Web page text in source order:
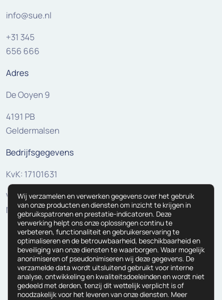
info@sue.nl
+31 345
656 666
Adres
De Ooyen 9
4191 PB
Geldermalsen
Bedrijfsgegevens
KvK: 17101631
VAT:
NL810307625B01
Wij verzamelen en verwerken gegevens over het gebruik
van onze producten en diensten om inzicht te krijgen in
gebruikspatronen en prestatie-indicatoren. Deze
verwerking helpt ons onze oplossingen continu te
verbeteren, functionaliteit en gebruikerservaring te
optimaliseren en de betrouwbaarheid, beschikbaarheid en
beveiliging van onze diensten te waarborgen. Waar mogelijk
anonimiseren of pseudonimiseren wij deze gegevens. De
verzamelde data wordt uitsluitend gebruikt voor interne
analyse, ontwikkeling en kwaliteitsdoeleinden en wordt niet
gedeeld met derden, tenzij dit wettelijk verplicht is of
noodzakelijk voor het leveren van onze diensten. Meer